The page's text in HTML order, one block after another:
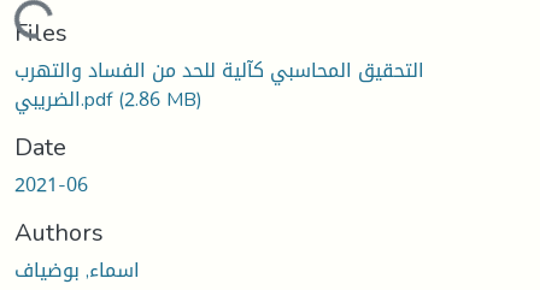
Loading...
Files
التحقيق المحاسبي كآلية للحد من الفساد والتهرب
الضريبي.pdf(2.86 MB)
Date
2021-06
Authors
اسماء, بوضياف